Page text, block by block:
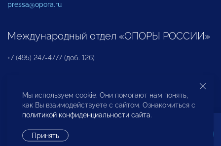
pressa@opora.ru
Международный отдел «ОПОРЫ РОССИИ»
+7 (495) 247-4777 (доб. 126)
Бюро по защите прав предпринимателей и
инвесторов
Мы используем cookie. Они помогают нам понять,
как Вы взаимодействуете с сайтом. Ознакомиться с
политикой конфиденциальности сайта.
Принять